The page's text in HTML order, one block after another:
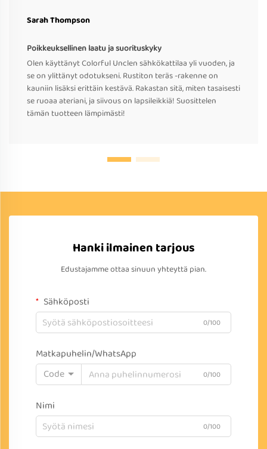
Sarah Thompson
Poikkeuksellinen laatu ja suorituskyky
Olen käyttänyt Colorful Unclen sähkökattilaa yli vuoden, ja
se on ylittänyt odotukseni. Rustiton teräs -rakenne on
kauniin lisäksi erittäin kestävä. Rakastan sitä, miten tasaisesti
se ruoaa ateriani, ja siivous on lapsileikkiä! Suosittelen
tämän tuotteen lämpimästi!
Hanki ilmainen tarjous
Edustajamme ottaa sinuun yhteyttä pian.
Sähköposti
0/100
Matkapuhelin/WhatsApp
Code
0/100
Nimi
0/100